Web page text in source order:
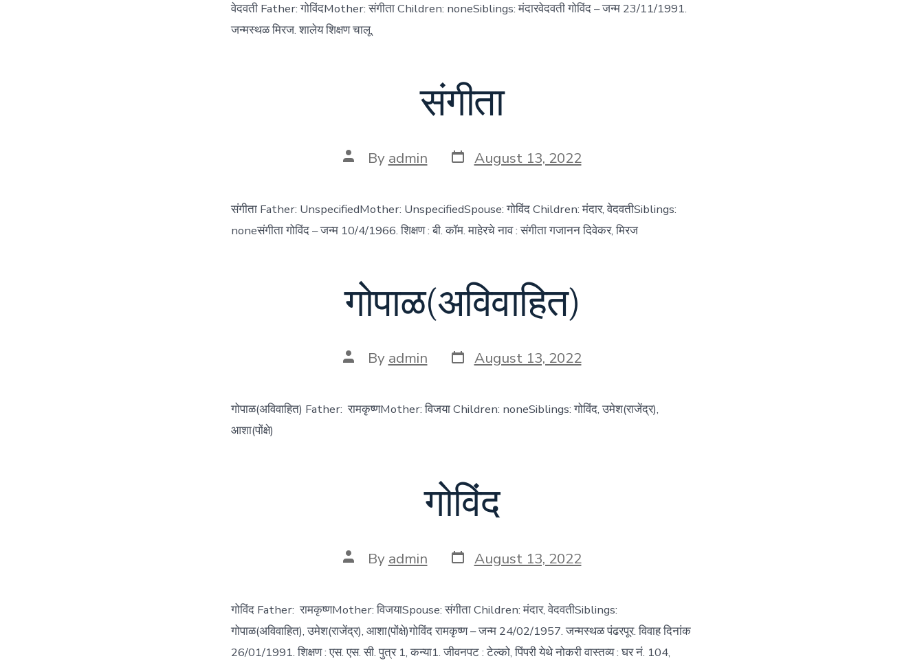
वेदवती Father: गोविंदMother: संगीता Children: noneSiblings: मंदारवेदवती गोविंद – जन्म 23/11/1991.
जन्मस्थळ मिरज. शालेय शिक्षण चालू.
संगीता
Post
author
By admin Post
date
August 13, 2022
संगीता Father: UnspecifiedMother: UnspecifiedSpouse: गोविंद Children: मंदार, वेदवतीSiblings:
noneसंगीता गोविंद – जन्म 10/4/1966. शिक्षण : बी. कॉम. माहेरचे नाव : संगीता गजानन दिवेकर, मिरज
गोपाळ(अविवाहित)
Post
author
By admin Post
date
August 13, 2022
गोपाळ(अविवाहित) Father: रामकृष्णMother: विजया Children: noneSiblings: गोविंद, उमेश(राजेंद्र),
आशा(पोंक्षे)
गोविंद
Post
author
By admin Post
date
August 13, 2022
गोविंद Father: रामकृष्णMother: विजयाSpouse: संगीता Children: मंदार, वेदवतीSiblings:
गोपाळ(अविवाहित), उमेश(राजेंद्र), आशा(पोंक्षे)गोविंद रामकृष्ण – जन्म 24/02/1957. जन्मस्थळ पंढरपूर. विवाह दिनांक
26/01/1991. शिक्षण : एस. एस. सी. पुत्र 1, कन्या1. जीवनपट : टेल्को, पिंपरी येथे नोकरी वास्तव्य : घर नं. 104,